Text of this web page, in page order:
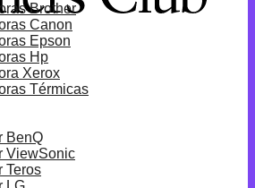
Brother
Canon
Epson
Hp
Xerox
Térmicas
BenQ
ViewSonic
Teros